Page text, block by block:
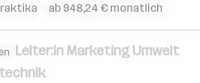
ab 948,24 € monatlich
Leiter:in Marketing Umwelt